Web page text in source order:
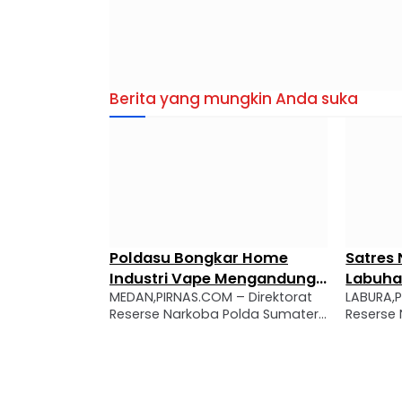
Berita yang mungkin Anda suka
Poldasu Bongkar Home
Industri Vape Mengandung
Etomidate, Diduga Dipasok
dari Kamboja
MEDAN,PIRNAS.COM – Direktorat
Reserse Narkoba Polda Sumatera
Satres
Sita
Reserse